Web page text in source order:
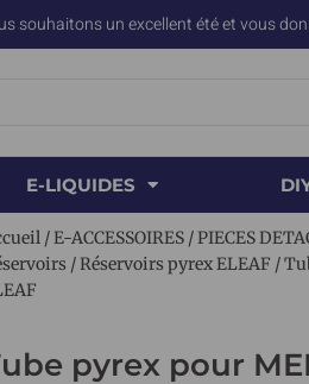
souhaitons un excellent été et vous
E-LIQUIDES
/E-ACCESSOIRES /PIECES
/Réservoirs pyrex ELEAF /
pyrex pour